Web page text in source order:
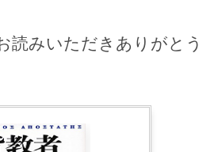
読みいただきありがとう